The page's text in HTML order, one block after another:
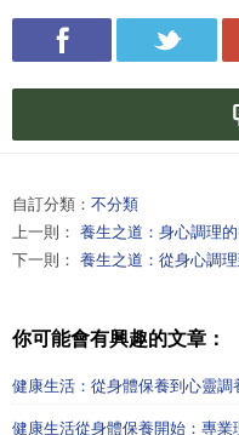
自訂分類： 不分類
上一則： 養生之道：身心調理
下一則： 養生之道：從身心調
你可能會有興趣的文章：
健康生活：從身體保養到心靈調
健康生活從身體保養開始：專業